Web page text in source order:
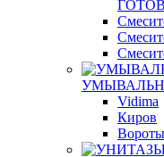
Vidima
Киров